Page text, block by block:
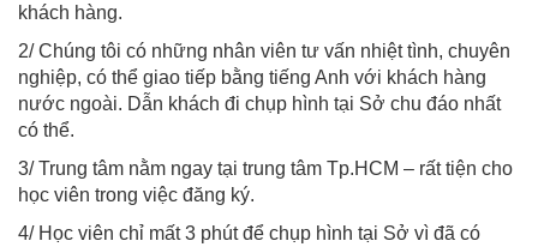
khách hàng.
2/ Chúng tôi có những nhân viên tư vấn nhiệt tình, chuyên
nghiệp, có thể giao tiếp bằng tiếng Anh với khách hàng
nước ngoài. Dẫn khách đi chụp hình tại Sở chu đáo nhất
có thể.
3/ Trung tâm nằm ngay tại trung tâm Tp.HCM – rất tiện cho
học viên trong việc đăng ký.
4/ Học viên chỉ mất 3 phút để chụp hình tại Sở vì đã có